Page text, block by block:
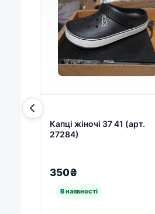
Капці жіночі 37 41 (арт.
27284)
350₴